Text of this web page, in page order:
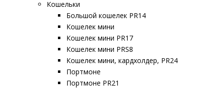
Кошельки
Большой кошелек PR14
Кошелек мини
Кошелек мини PR17
Кошелек мини PRS8
Кошелек мини, кардхолдер, PR24
Портмоне
Портмоне PR21